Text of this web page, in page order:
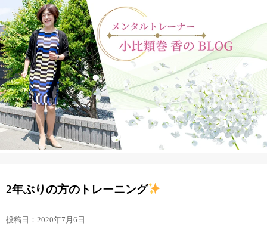
2年ぶりの方のトレーニング
投稿日：2020年7月6日